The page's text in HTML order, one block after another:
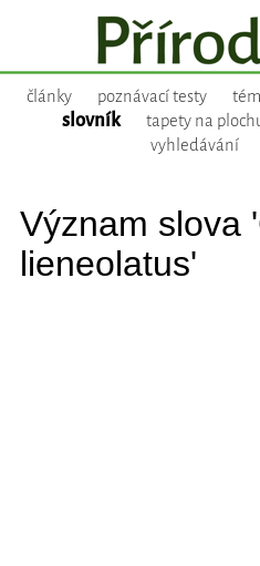
články poznávací testy
slovník tapety na
vyhledávání
Význam slova
lieneolatus'